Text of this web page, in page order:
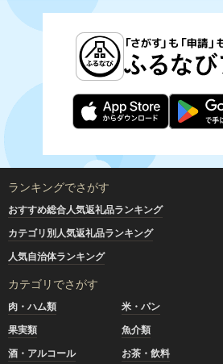
ランキングでさがす
おすすめ総合人気返礼品ランキング
カテゴリ別人気返礼品ランキング
人気自治体ランキング
カテゴリでさがす
肉・ハム類 米・パン
果実類
魚介類
酒・アルコール
お茶・飲料